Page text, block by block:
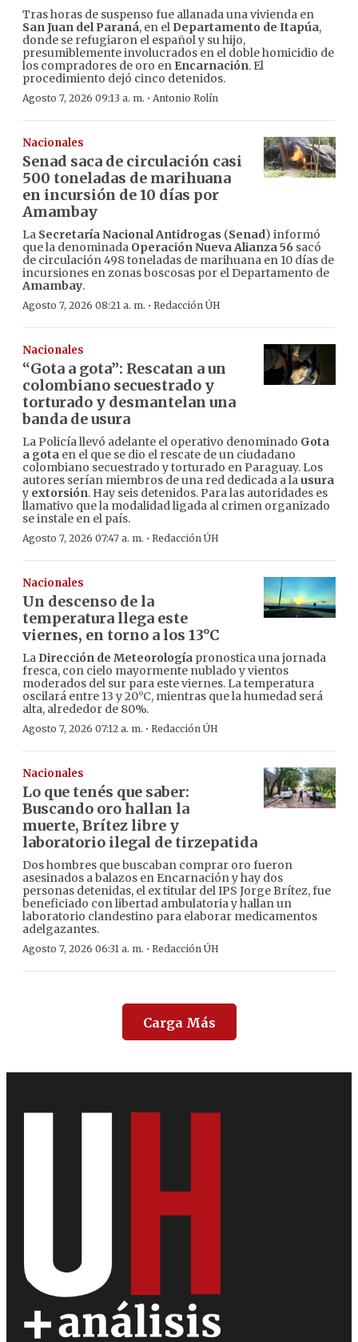
Tras horas de suspenso fue allanada una vivienda en
San Juan del Paraná, en el Departamento de Itapúa,
donde se refugiaron el español y su hijo,
presumiblemente involucrados en el doble homicidio de
los compradores de oro en Encarnación. El
procedimiento dejó cinco detenidos.
Agosto 7, 2026 09:13 a. m. · Antonio Rolín
Nacionales
Senad saca de circulación casi
500 toneladas de marihuana
en incursión de 10 días por
Amambay
La Secretaría Nacional Antidrogas (Senad) informó
que la denominada Operación Nueva Alianza 56 sacó
de circulación 498 toneladas de marihuana en 10 días de
incursiones en zonas boscosas por el Departamento de
Amambay.
Agosto 7, 2026 08:21 a. m. · Redacción ÚH
Nacionales
“Gota a gota”: Rescatan a un
colombiano secuestrado y
torturado y desmantelan una
banda de usura
La Policía llevó adelante el operativo denominado Gota
a gota en el que se dio el rescate de un ciudadano
colombiano secuestrado y torturado en Paraguay. Los
autores serían miembros de una red dedicada a lausura
y extorsión. Hay seis detenidos. Para las autoridades es
llamativo que la modalidad ligada al crimen organizado
se instale en el país.
Agosto 7, 2026 07:47 a. m. · Redacción ÚH
Nacionales
Un descenso de la
temperatura llega este
viernes, en torno a los 13°C
La Dirección de Meteorología pronostica una jornada
fresca, con cielo mayormente nublado y vientos
moderados del sur para este viernes. La temperatura
oscilará entre 13 y 20°C, mientras que la humedad será
alta, alrededor de 80%.
Agosto 7, 2026 07:12 a. m. · Redacción ÚH
Nacionales
Lo que tenés que saber:
Buscando oro hallan la
muerte, Brítez libre y
laboratorio ilegal de tirzepatida
Dos hombres que buscaban comprar oro fueron
asesinados a balazos en Encarnación y hay dos
personas detenidas, el ex titular del IPS Jorge Brítez, fue
beneficiado con libertad ambulatoria y hallan un
laboratorio clandestino para elaborar medicamentos
adelgazantes.
Agosto 7, 2026 06:31 a. m. · Redacción ÚH
Carga Más